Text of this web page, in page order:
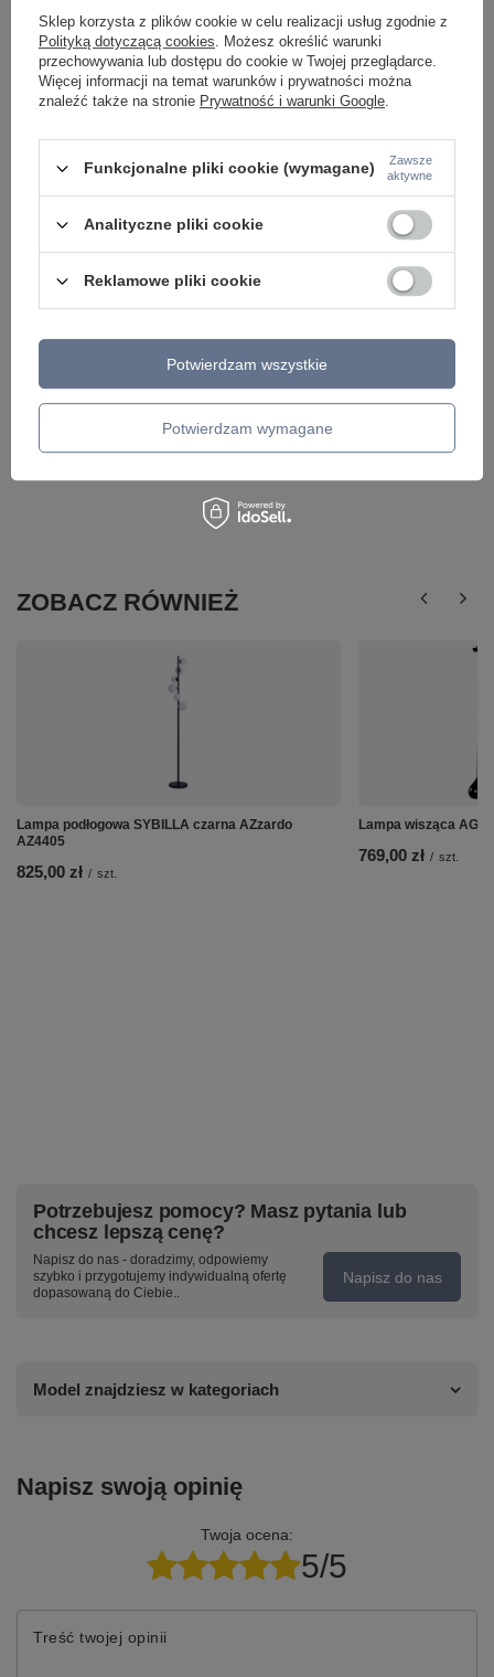
Lampa wisząca AMANDA PENDANT 42+62+82
stopniowy ściemiacz AZ5774
2 499,00 zł
AMANDA LAMPA
E27 KLOSZ BIAŁY
93,99 zł /
ZOBACZ RÓWNIEŻ
Lampa podłogowa SYBILLA czarna AZzardo
AZ4405
825,00 zł / szt.
Lampa wisząca
769,00 zł / szt.
Potrzebujesz pomocy? Masz pytania lub
chcesz lepszą cenę?
Napisz do nas - doradzimy, odpowiemy
szybko i przygotujemy indywidualną ofertę
dopasowaną do Ciebie..
Napisz do nas
Model znajdziesz w kategoriach
Napisz swoją opinię
Twoja ocena:
5/5
Treść twojej opinii
Sklep korzysta z plików cookie w celu realizacji usług zgodnie z
Polityką dotyczącą cookies. Możesz określić warunki
przechowywania lub dostępu do cookie w Twojej przeglądarce.
Więcej informacji na temat warunków i prywatności można
znaleźć także na stronie Prywatność i warunki Google.
Funkcjonalne pliki cookie (wymagane)
Zawsze
aktywne
Analityczne pliki cookie
Reklamowe pliki cookie
Potwierdzam wymagane
Potwierdzam wszystkie